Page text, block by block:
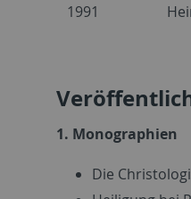
1991
1. Monographien
Die